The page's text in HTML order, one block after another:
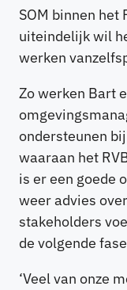
SOM binnen
uiteindelijk wil
werken
Zo werken Bart
ondersteunen
waaraan het
is er een goede
weer advies
stakeholders
de volgende
‘Veel van onze